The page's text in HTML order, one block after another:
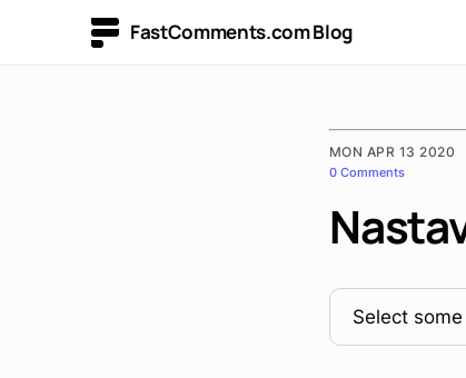
FastComments.com Blog
MON APR 13 2020
0 Comments
Select